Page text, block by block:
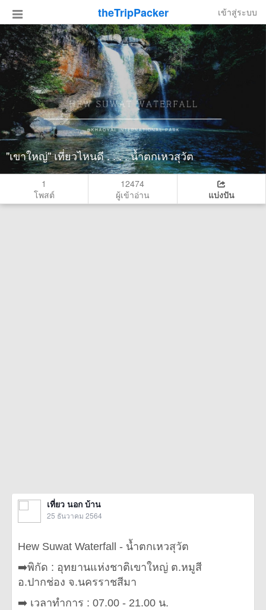
theTripPacker เข้าสู่ระบบ
"เขาใหญ่" เที่ยวไหนดี . . . . น้ำตกเหวสุวัต
1
โพสต์
12474
ผู้เข้าอ่าน
แบ่งปัน
เที่ยว นอก บ้าน
25 ธันวาคม 2564
Hew Suwat Waterfall - น้ำตกเหวสุวัต
➡️พิกัด : อุทยานแห่งชาติเขาใหญ่ ต.หมูสี
อ.ปากช่อง จ.นครราชสีมา
➡️ เวลาทำการ : 07.00 - 21.00 น.